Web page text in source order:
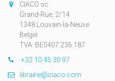
CIACO sc
Grand-Rue, 2/14
1348 Louvain-la-Neuve
België
TVA: BE0407.236.187
+32 10 45 30 97
librairie@ciaco.com